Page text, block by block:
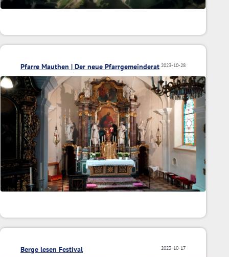
2023-10-28
Pfarre Mauthen | Der neue Pfarrgemeinderat
2023-10-17
Berge lesen Festival